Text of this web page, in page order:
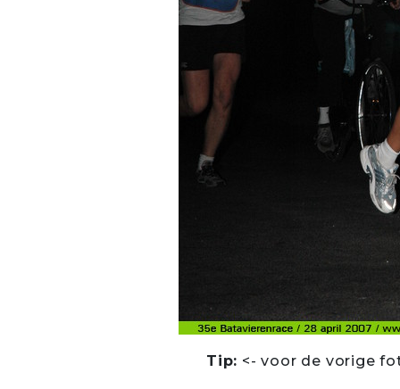
Tip: <- voor de vorige